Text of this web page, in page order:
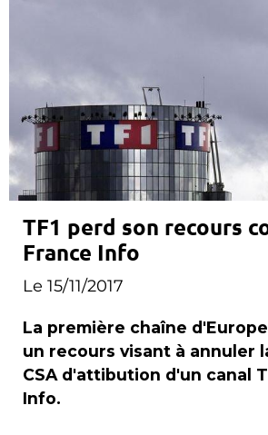
TF1 perd son recours
France Info
Le 15/11/2017
La première chaîne
un recours visant à annuler
CSA d'attibution d'un canal
Info.